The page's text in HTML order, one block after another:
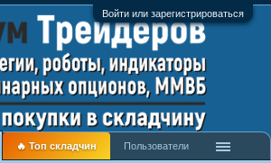
Войти или зарегистрироваться
🔥 Топ складчин Пользователи